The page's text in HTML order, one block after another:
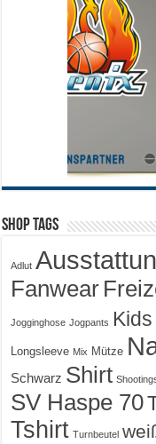
Shop Tags
Adlut
Fanwear
Jogginghose Jogpants Kids
Longsleeve Mix Mütze
Schwarz Shirt
SV Haspe 70
Tshirt Turnbeutel